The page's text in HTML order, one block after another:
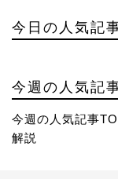
今日の人気記
今週の人気記
今週の人気記事
解説